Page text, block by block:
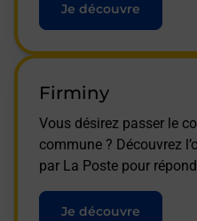
Je découvre
Firminy
Vous désirez passer le
commune ? Découvrez
par La Poste pour
Je découvre